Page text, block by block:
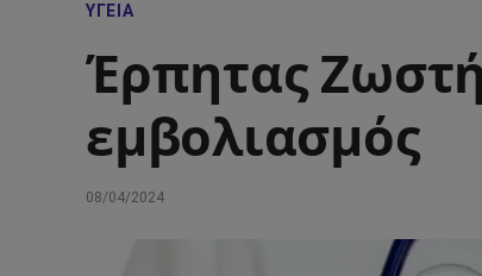
ΥΓΕΊΑ
Έρπητας
εμβολιασμός
08/04/2024